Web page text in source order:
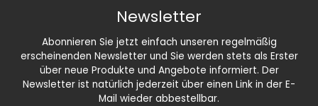
Newsletter
Abonnieren Sie jetzt einfach unseren regelmäßig
erscheinenden Newsletter und Sie werden stets als Erster
über neue Produkte und Angebote informiert. Der
Newsletter ist natürlich jederzeit über einen Link in der E-
Mail wieder abbestellbar.